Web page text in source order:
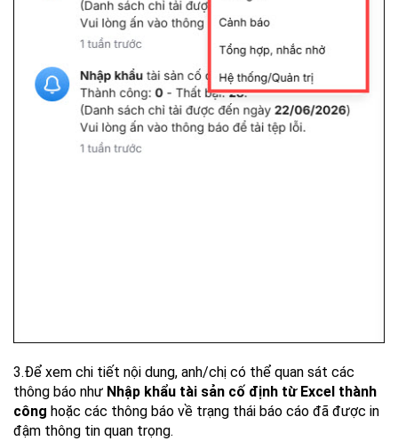
3.Để xem chi tiết nội dung, anh/chị có thể quan sát các
thông báo như Nhập khẩu tài sản cố định từ Excel thành
công hoặc các thông báo về trạng thái báo cáo đã được in
đậm thông tin quan trọng.